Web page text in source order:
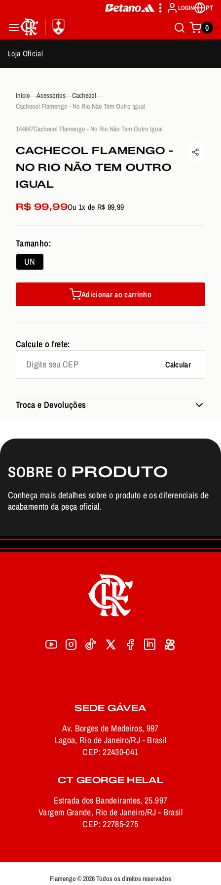
LOGIN PT
0
Loja Oficial
Início Acessórios
Cachecol
Cachecol Flamengo - No Rio Não Tem Outro Igual
144647Cachecol Flamengo - No Rio Não Tem Outro Igual
CACHECOL FLAMENGO -
NO RIO NÃO TEM OUTRO
IGUAL
R$ 99,99Ou 1x de R$ 99,99
Tamanho:
UN
Adicionar ao carrinho
Calcule o frete:
Calcular
Troca e Devoluções
SOBRE O PRODUTO
Conheça mais detalhes sobre o produto e os diferenciais de
acabamento da peça oficial.
SEDE GÁVEA
Av. Borges de Medeiros, 997
Lagoa, Rio de Janeiro/RJ - Brasil
CEP: 22430-041
CT GEORGE HELAL
Estrada dos Bandeirantes, 25.997
Vargem Grande, Rio de Janeiro/RJ - Brasil
CEP: 22785-275
Flamengo © 2026 Todos os direitos reservados